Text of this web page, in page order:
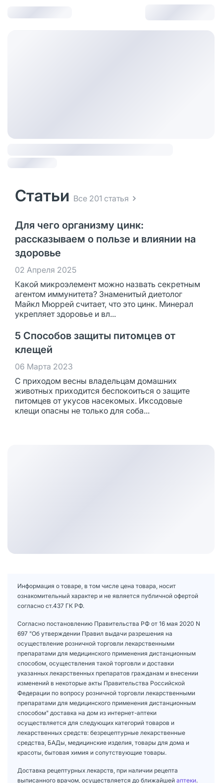
Статьи Все 201 статья
Для чего организму цинк:
рассказываем о пользе и влиянии на
здоровье
02 Апреля 2025
Какой микроэлемент можно назвать секретным
агентом иммунитета? Знаменитый диетолог
Майкл Мюррей считает, что это цинк. Минерал
укрепляет здоровье и вл...
5 Способов защиты питомцев от
клещей
06 Марта 2023
С приходом весны владельцам домашних
животных приходится беспокоиться о защите
питомцев от укусов насекомых. Иксодовые
клещи опасны не только для соба...
Информация о товаре, в том числе цена товара, носит
ознакомительный характер и не является публичной офертой
согласно ст.437 ГК РФ.
Согласно постановлению Правительства РФ от 16 мая 2020 N
697 "Об утверждении Правил выдачи разрешения на
осуществление розничной торговли лекарственными
препаратами для медицинского применения дистанционным
способом, осуществления такой торговли и доставки
указанных лекарственных препаратов гражданам и внесении
изменений в некоторые акты Правительства Российской
Федерации по вопросу розничной торговли лекарственными
препаратами для медицинского применения дистанционным
способом" доставка на дом из интернет-аптеки
осуществляется для следующих категорий товаров и
лекарственных средств: безрецептурные лекарственные
средства, БАДы, медицинские изделия, товары для дома и
красоты, бытовая химия и сопутствующие товары.
Доставка рецептурных лекарств, при наличии рецепта
выписанного врачом, осуществляется до ближайшей аптеки.